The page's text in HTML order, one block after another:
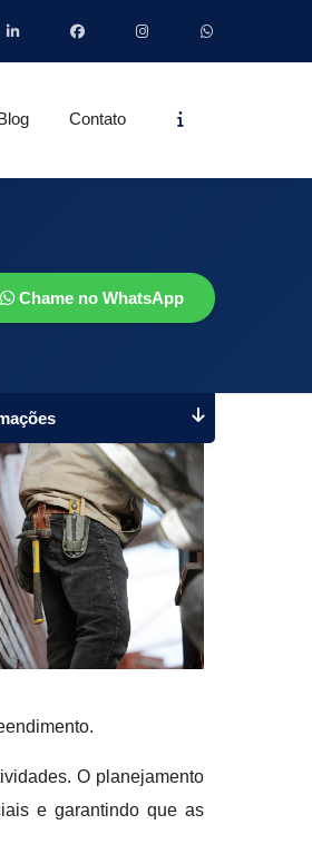
Blog Contato
Chame no WhatsApp
O planejamento
e garantindo que as